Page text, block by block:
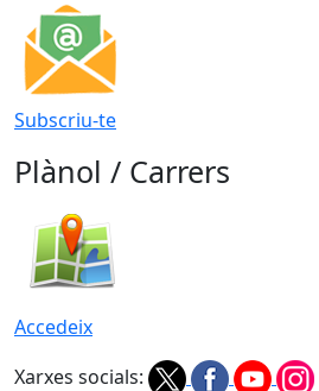
Subscriu-te
Plànol / Carrers
Accedeix
Xarxes socials: